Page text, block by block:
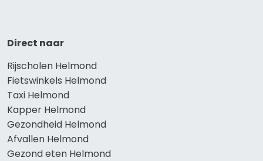
Direct naar
Rijscholen Helmond
Fietswinkels Helmond
Taxi Helmond
Kapper Helmond
Gezondheid Helmond
Afvallen Helmond
Gezond eten Helmond